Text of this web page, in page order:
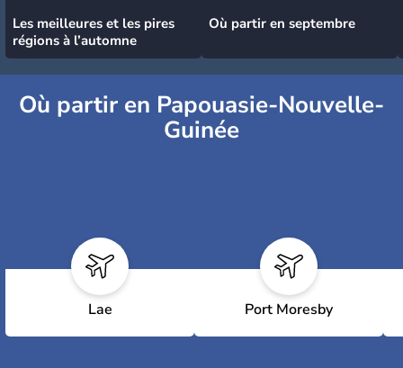
Les meilleures et les pires
régions à l’automne
Où partir en septembre
Où partir en Papouasie-Nouvelle-
Guinée
Lae Port Moresby